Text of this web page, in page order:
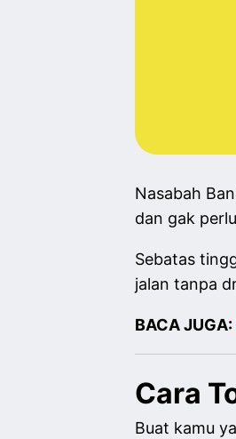
Nasabah
dan gak
Sebatas
jalan tanpa
BACA JUGA:
Cara
Buat kamu